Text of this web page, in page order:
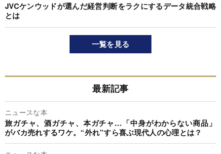
JVCケンウッドが選んだ経営判断をラクにするデータ統合戦略
とは
一覧を見る
最新記事
ニュースな本
旅ガチャ、酒ガチャ、本ガチャ…「中身がわからない商品」
がバカ売れするワケ。“外れ”すら喜ぶ現代人の心理とは？